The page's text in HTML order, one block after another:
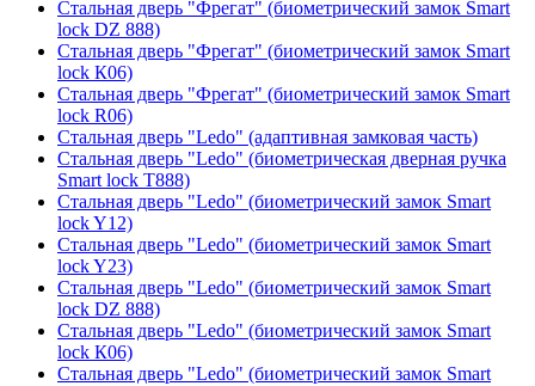
Стальная дверь "Фрегат" (биометрический замок Smart
lock DZ 888)
Стальная дверь "Фрегат" (биометрический замок Smart
lock К06)
Стальная дверь "Фрегат" (биометрический замок Smart
lock R06)
Стальная дверь "Ledo" (адаптивная замковая часть)
Стальная дверь "Ledo" (биометрическая дверная ручка
Smart lock T888)
Стальная дверь "Ledo" (биометрический замок Smart
lock Y12)
Стальная дверь "Ledo" (биометрический замок Smart
lock Y23)
Стальная дверь "Ledo" (биометрический замок Smart
lock DZ 888)
Стальная дверь "Ledo" (биометрический замок Smart
lock К06)
Стальная дверь "Ledo" (биометрический замок Smart